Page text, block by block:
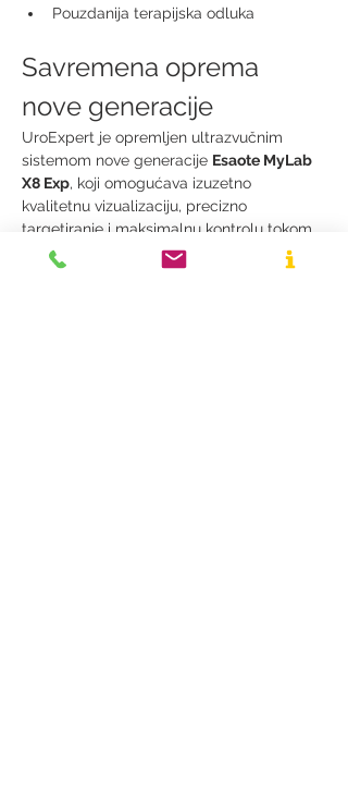
Pouzdanija terapijska odluka
Savremena oprema
nove generacije
UroExpert je opremljen ultrazvučnim
sistemom nove generacije Esaote MyLab
X8 Exp, koji omogućava izuzetno
kvalitetnu vizualizaciju, precizno
targetiranje i maksimalnu kontrolu tokom
procedure.
Ova investicija predstavlja jasan korak ka